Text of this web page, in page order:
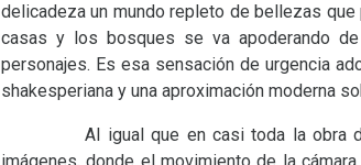
delicadeza un mundo repleto de bellezas
casas y los bosques se va apoderando
personajes. Es esa sensación de urgencia
shakesperiana y una aproximación moderna
Al igual que en casi toda la obra de